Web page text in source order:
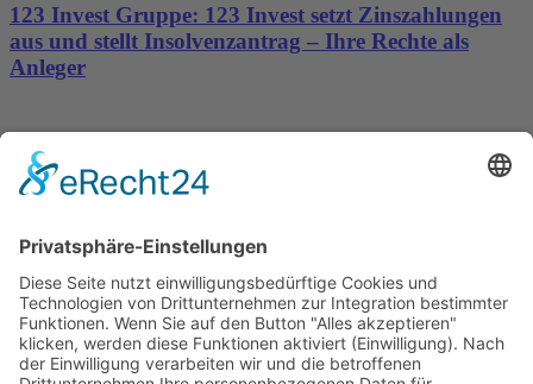
123 Invest Gruppe: 123 Invest setzt Zinszahlungen
aus und stellt Insolvenzantrag – Ihre Rechte als
Anleger
Dronus sichert sich 15 Millionen Dollar und treibt
den Aufbau autonomer Luftinfrastruktur voran
Wichtiges
Impressum
Datenschutz
Kooperation